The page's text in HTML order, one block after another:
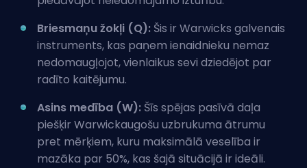
Briesmaņu žokļi (Q): Šis ir Warwicks galvenais
instruments, kas paņem ienaidnieku nemaz
nedomaugļojot, vienlaikus sevi dziedējot par
radīto kaitējumu.
Asins medība (W): Šīs spējas pasīvā daļa
piešķir Warwickaugošu uzbrukuma ātrumu
pret mērķiem, kuru maksimālā veselība ir
mazāka par 50%, kas šajā situācijā ir ideāli.